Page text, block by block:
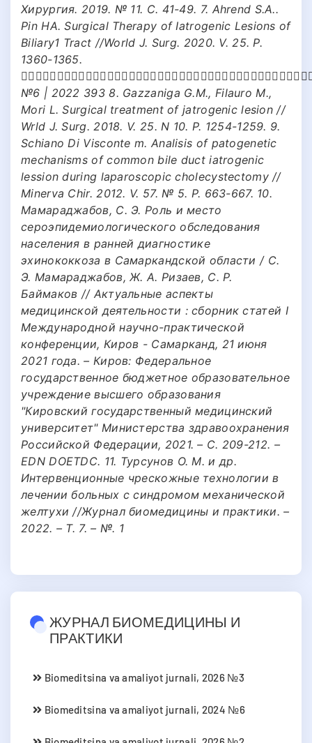
Хирургия. 2019. № 11. С. 41-49. 7. Ahrend S.A..
Pin НА. Surgical Therapy of Iatrogenic Lesions of
Biliary1 Tract //World J. Surg. 2020. V. 25. P.
1360-1365.
№6 | 2022 393 8. Gazzaniga G.M., Filauro M.,
Mori L. Surgical treatment of jatrogenic lesion //
Wrld J. Surg. 2018. V. 25. N 10. P. 1254-1259. 9.
Schiano Di Visconte m. Analisis of patogenetic
mechanisms of common bile duct iatrogenic
lession during laparoscopic cholecystectomy //
Minerva Chir. 2012. V. 57. № 5. P. 663-667. 10.
Мамараджабов, С. Э. Роль и место
сероэпидемиологического обследования
населения в ранней диагностике
эхинококкоза в Самаркандской области / С.
Э. Мамараджабов, Ж. А. Ризаев, С. Р.
Баймаков // Актуальные аспекты
медицинской деятельности : сборник статей I
Международной научно-практической
конференции, Киров - Самарканд, 21 июня
2021 года. – Киров: Федеральное
государственное бюджетное образовательное
учреждение высшего образования
"Кировский государственный медицинский
университет" Министерства здравоохранения
Российской Федерации, 2021. – С. 209-212. –
EDN DOETDC. 11. Турсунов О. М. и др.
Интервенционные чрескожные технологии в
лечении больных с синдромом механической
желтухи //Журнал биомедицины и практики. –
2022. – Т. 7. – №. 1
ЖУРНАЛ БИОМЕДИЦИНЫ И
ПРАКТИКИ
Biomeditsina va amaliyot jurnali, 2026 №3
Biomeditsina va amaliyot jurnali, 2024 №6